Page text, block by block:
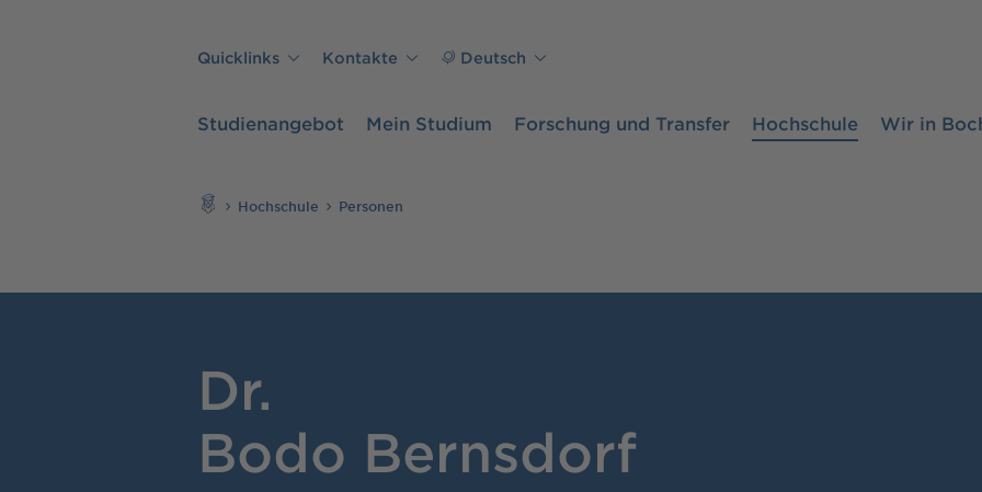
Studienangebot Mein Studium Forschung und Transfer Hochschule Wir in
Quicklinks Kontakte Deutsch
Hochschule Personen
Dr.
Bodo Bernsdorf